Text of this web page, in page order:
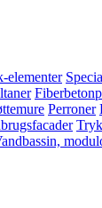
elementer
Perroner